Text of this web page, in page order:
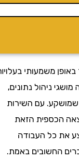
בעלויות
ניהול נתונים,
עם השירות
הזאת
כל העבודה
באמת.